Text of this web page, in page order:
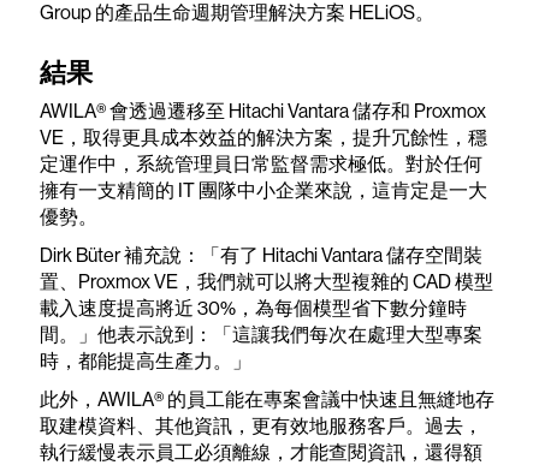
Group 的產品生命週期管理解決方案 HELiOS。
結果
AWILA® 會透過遷移至 Hitachi Vantara 儲存和 Proxmox
VE，取得更具成本效益的解決方案，提升冗餘性，穩
定運作中，系統管理員日常監督需求極低。對於任何
擁有一支精簡的 IT 團隊中小企業來說，這肯定是一大
優勢。
Dirk Büter 補充說：「有了 Hitachi Vantara 儲存空間裝
置、Proxmox VE，我們就可以將大型複雜的 CAD 模型
載入速度提高將近 30%，為每個模型省下數分鐘時
間。」他表示說到：「這讓我們每次在處理大型專案
時，都能提高生產力。」
此外，AWILA® 的員工能在專案會議中快速且無縫地存
取建模資料、其他資訊，更有效地服務客戶。過去，
執行緩慢表示員工必須離線，才能查閱資訊，還得額